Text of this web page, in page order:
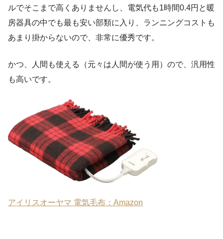
ルでそこまで高くありませんし、電気代も1時間0.4円と暖
房器具の中でも最も安い部類に入り、ランニングコストも
あまり掛からないので、非常に優秀です。
かつ、人間も使える（元々は人間が使う用）ので、汎用性
も高いです。
アイリスオーヤマ 電気毛布：Amazon